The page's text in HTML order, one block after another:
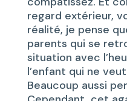
regard extérieur,
réalité, je pense
parents qui se
situation avec
l’enfant qui ne
Beaucoup aussi